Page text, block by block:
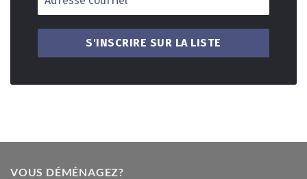
VOUS DÉMÉNAGEZ?